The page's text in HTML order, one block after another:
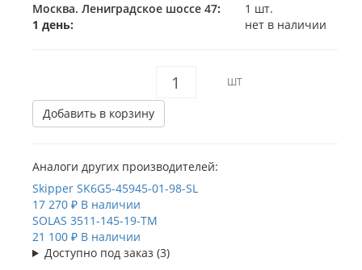
Москва. Лениградское шоссе 47:
1 шт.
1 день:
нет в наличии
ШТ
Добавить в корзину
Аналоги других производителей:
Skipper SK6G5-45945-01-98-SL
17 270 ₽ В наличии
SOLAS 3511-145-19-TM
21 100 ₽ В наличии
Доступно под заказ (3)